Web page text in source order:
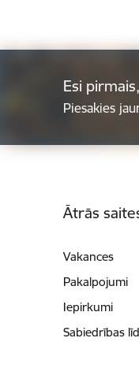
Esi
Piesakies
Ātrās
Vakances
Pakalpojumi
Iepirkumi
Sabiedrības